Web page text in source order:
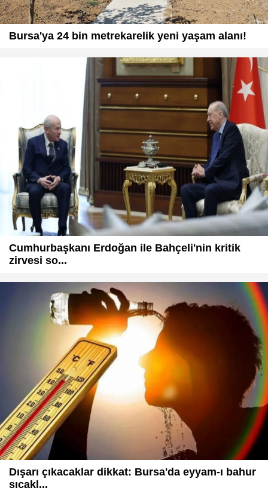
Bursa'ya 24 bin metrekarelik yeni yaşam alanı!
Cumhurbaşkanı Erdoğan ile Bahçeli'nin kritik
zirvesi so...
Dışarı çıkacaklar dikkat: Bursa'da eyyam-ı bahur
sıcakl...